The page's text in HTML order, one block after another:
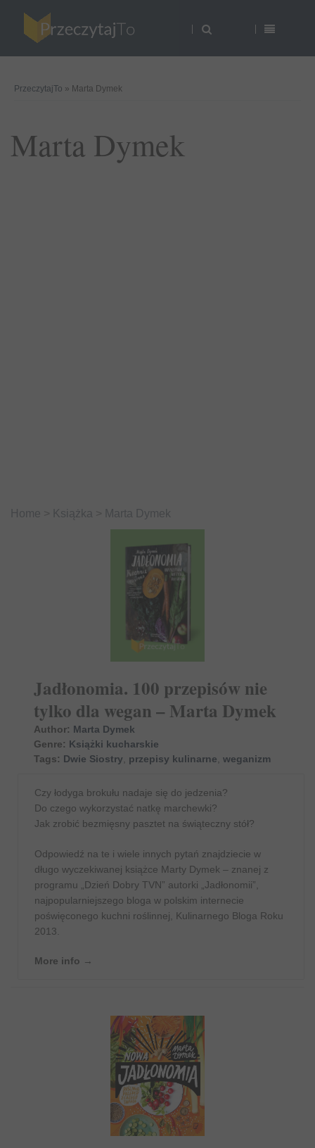
PrzeczytajTo » Marta Dymek
Marta Dymek
Home Książka Marta Dymek
Jadłonomia. 100 przepisów nie
tylko dla wegan – Marta Dymek
Author: Marta Dymek
Genre: Książki kucharskie
Tags: Dwie Siostry, przepisy kulinarne, weganizm
Czy łodyga brokułu nadaje się do jedzenia?
Do czego wykorzystać natkę marchewki?
Jak zrobić bezmięsny pasztet na świąteczny stół?
Odpowiedź na te i wiele innych pytań znajdziecie w
długo wyczekiwanej książce Marty Dymek – znanej z
programu „Dzień Dobry TVN” autorki „Jadłonomii”,
najpopularniejszego bloga w polskim internecie
poświęconego kuchni roślinnej, Kulinarnego Bloga Roku
2013.
More info →